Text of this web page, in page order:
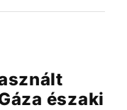
északi